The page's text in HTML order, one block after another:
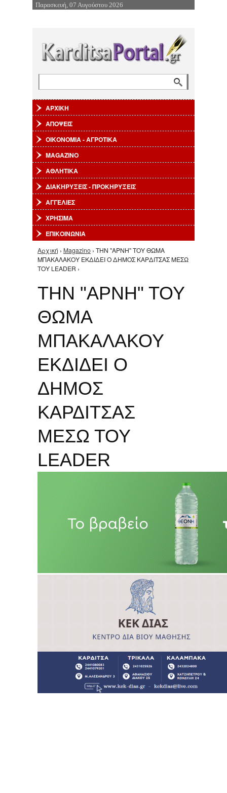
Επιστροφή στην Πλοήγηση
Παρασκευή, 07 Αυγούστου 2026
ΑΡΧΙΚΗ
ΑΠΟΨΕΙΣ
ΟΙΚΟΝΟΜΙΑ - ΑΓΡΟΤΙΚΑ
MAGAZINO
ΑΘΛΗΤΙΚΑ
ΔΙΑΚΗΡΥΞΕΙΣ - ΠΡΟΚΗΡΥΞΕΙΣ
ΑΓΓΕΛΙΕΣ
ΧΡΗΣΙΜΑ
ΕΠΙΚΟΙΝΩΝΙΑ
Είστε εδώ
Αρχική › Magazino › ΤΗΝ "ΑΡΝΗ" ΤΟΥ ΘΩΜΑ
ΜΠΑΚΑΛΑΚΟΥ ΕΚΔΙΔΕΙ Ο ΔΗΜΟΣ ΚΑΡΔΙΤΣΑΣ ΜΕΣΩ
ΤΟΥ LEADER ›
ΤΗΝ "ΑΡΝΗ" ΤΟΥ
ΘΩΜΑ
ΜΠΑΚΑΛΑΚΟΥ
ΕΚΔΙΔΕΙ Ο
ΔΗΜΟΣ
ΚΑΡΔΙΤΣΑΣ
ΜΕΣΩ ΤΟΥ
LEADER